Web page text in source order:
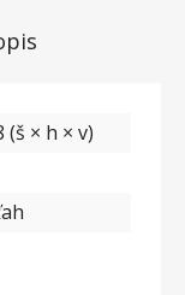
(š × h × v)